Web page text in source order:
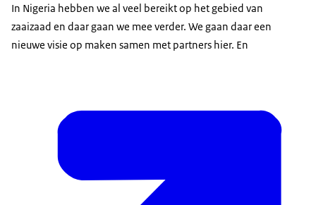
In Nigeria hebben we al veel bereikt op het gebied van
zaaizaad en daar gaan we mee verder. We gaan daar een
nieuwe visie op maken samen met partners hier. En